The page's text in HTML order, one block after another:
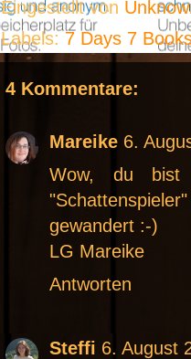
Eingestellt von
Labels: 7 Days 7
4 Kommentare:
Mareike 6.
Wow, du bist
gewandert :-)
LG Mareike
Antworten
Steffi 6. August